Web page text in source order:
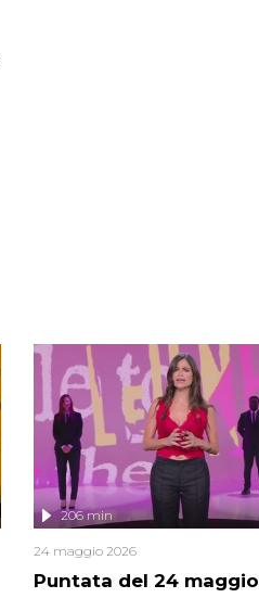
Puntata del 24 maggio
206 min
24 maggio 2026